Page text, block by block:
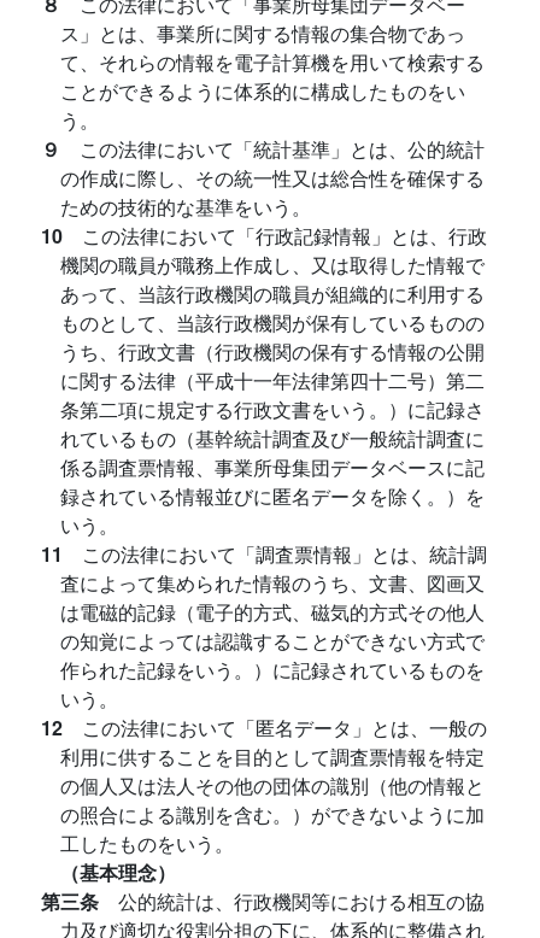
ス」とは、事業所に関する情報の集合物であっ
て、それらの情報を電子計算機を用いて検索する
ことができるように体系的に構成したものをい
う。
９ この法律において「統計基準」とは、公的統計
の作成に際し、その統一性又は総合性を確保する
ための技術的な基準をいう。
10 この法律において「行政記録情報」とは、行政
機関の職員が職務上作成し、又は取得した情報で
あって、当該行政機関の職員が組織的に利用する
ものとして、当該行政機関が保有しているものの
うち、行政文書（行政機関の保有する情報の公開
に関する法律（平成十一年法律第四十二号）第二
条第二項に規定する行政文書をいう。）に記録さ
れているもの（基幹統計調査及び一般統計調査に
係る調査票情報、事業所母集団データベースに記
録されている情報並びに匿名データを除く。）を
いう。
11 この法律において「調査票情報」とは、統計調
査によって集められた情報のうち、文書、図画又
は電磁的記録（電子的方式、磁気的方式その他人
の知覚によっては認識することができない方式で
作られた記録をいう。）に記録されているものを
いう。
12 この法律において「匿名データ」とは、一般の
利用に供することを目的として調査票情報を特定
の個人又は法人その他の団体の識別（他の情報と
の照合による識別を含む。）ができないように加
工したものをいう。
（基本理念）
第三条 公的統計は、行政機関等における相互の協
力及び適切な役割分担の下に、体系的に整備され